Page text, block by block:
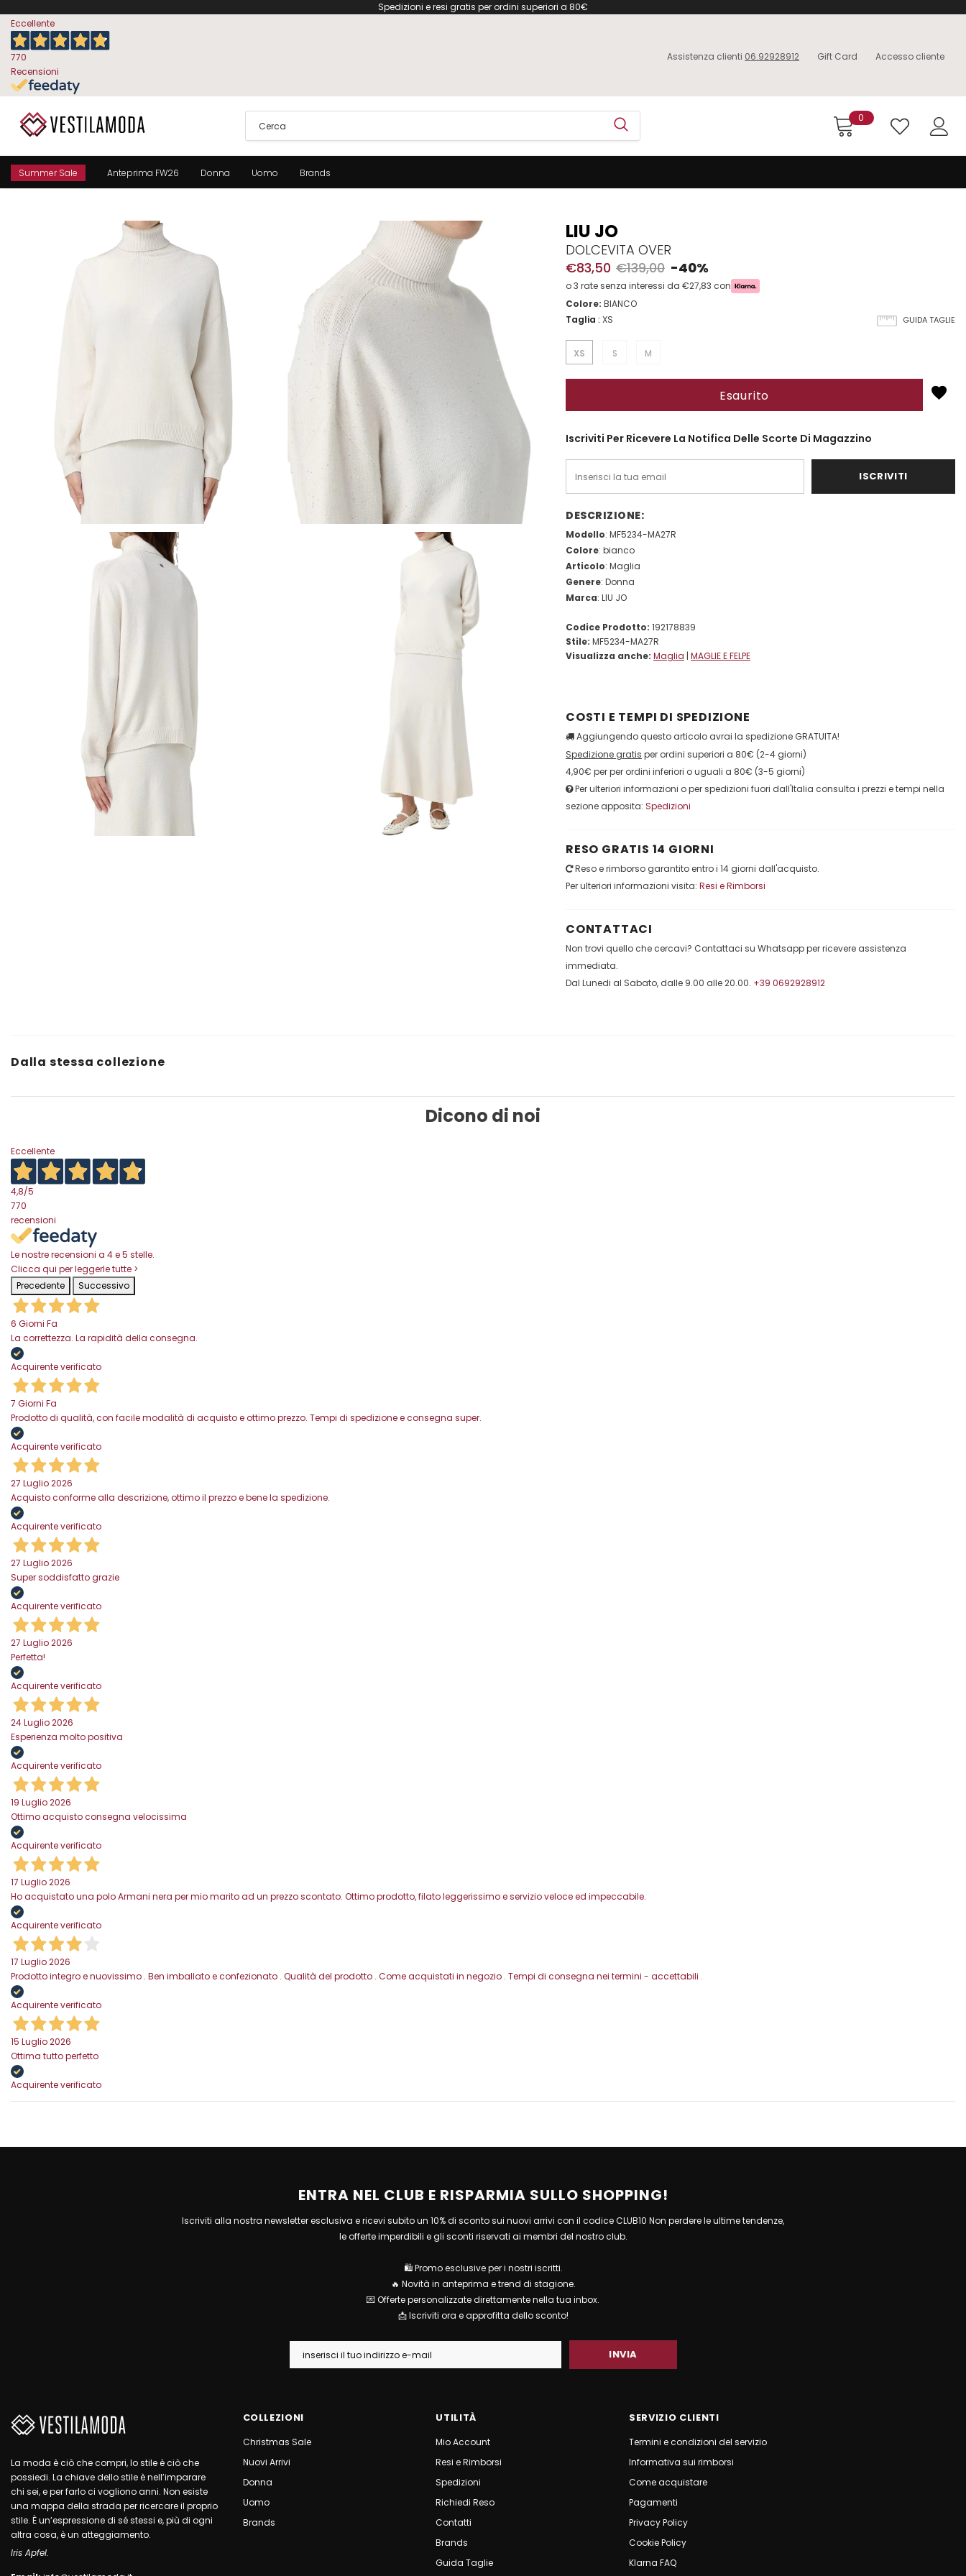
Spedizioni e resi gratis per ordini superiori a 80€
Eccellente
770
Recensioni
Assistenza clienti 06.92928912 Gift Card Accesso cliente
0
Summer Sale Anteprima FW26 Donna Uomo Brands
LIU JO
DOLCEVITA OVER
€83,50 €139,00 -40%
o 3 rate senza interessi da €27,83 con
Colore: BIANCO
GUIDA TAGLIE
Taglia : XS
XS S M
Iscriviti Per Ricevere La Notifica Delle Scorte Di Magazzino
DESCRIZIONE:
Modello: MF5234-MA27R
Colore: bianco
Articolo: Maglia
Genere: Donna
Marca: LIU JO
Codice Prodotto: 192178839
Stile: MF5234-MA27R
Visualizza anche: Maglia | MAGLIE E FELPE
COSTI E TEMPI DI SPEDIZIONE
Aggiungendo questo articolo avrai la spedizione GRATUITA!
Spedizione gratis per ordini superiori a 80€ (2-4 giorni)
4,90€ per per ordini inferiori o uguali a 80€ (3-5 giorni)
Per ulteriori informazioni o per spedizioni fuori dall'Italia consulta i prezzi e tempi nella
sezione apposita: Spedizioni
RESO GRATIS 14 GIORNI
Reso e rimborso garantito entro i 14 giorni dall'acquisto.
Per ulteriori informazioni visita: Resi e Rimborsi
CONTATTACI
Non trovi quello che cercavi? Contattaci su Whatsapp per ricevere assistenza
immediata.
Dal Lunedi al Sabato, dalle 9.00 alle 20.00. +39 0692928912
Dalla stessa collezione
Dicono di noi
Eccellente
4,8/5
770
recensioni
Le nostre recensioni a 4 e 5 stelle.
Clicca qui per leggerle tutte >
Precedente
Successivo
6 Giorni Fa
La correttezza. La rapidità della consegna.
Acquirente verificato
7 Giorni Fa
Prodotto di qualità, con facile modalità di acquisto e ottimo prezzo. Tempi di spedizione e consegna super.
Acquirente verificato
27 Luglio 2026
Acquisto conforme alla descrizione, ottimo il prezzo e bene la spedizione.
Acquirente verificato
27 Luglio 2026
Super soddisfatto grazie
Acquirente verificato
27 Luglio 2026
Perfetta!
Acquirente verificato
24 Luglio 2026
Esperienza molto positiva
Acquirente verificato
19 Luglio 2026
Ottimo acquisto consegna velocissima
Acquirente verificato
17 Luglio 2026
Ho acquistato una polo Armani nera per mio marito ad un prezzo scontato. Ottimo prodotto, filato leggerissimo e servizio veloce ed impeccabile.
Acquirente verificato
17 Luglio 2026
Prodotto integro e nuovissimo . Ben imballato e confezionato . Qualità del prodotto . Come acquistati in negozio . Tempi di consegna nei termini - accettabili .
Acquirente verificato
15 Luglio 2026
Ottima tutto perfetto
Acquirente verificato
ENTRA NEL CLUB E RISPARMIA SULLO SHOPPING!
Iscriviti alla nostra newsletter esclusiva e ricevi subito un 10% di sconto sui nuovi arrivi con il codice CLUB10 Non perdere le ultime tendenze,
le offerte imperdibili e gli sconti riservati ai membri del nostro club.
🛍 Promo esclusive per i nostri iscritti.
🔥 Novità in anteprima e trend di stagione.
💌 Offerte personalizzate direttamente nella tua inbox.
📩 Iscriviti ora e approfitta dello sconto!
La moda è ciò che compri, lo stile è ciò che
possiedi. La chiave dello stile è nell’imparare
chi sei, e per farlo ci vogliono anni. Non esiste
una mappa della strada per ricercare il proprio
stile. È un’espressione di sé stessi e, più di ogni
altra cosa, è un atteggiamento.
Iris Apfel.
COLLEZIONI
Christmas Sale
Nuovi Arrivi
Donna
Uomo
Brands
UTILITÀ
Mio Account
Resi e Rimborsi
Spedizioni
Richiedi Reso
Contatti
Brands
Guida Taglie
SERVIZIO CLIENTI
Termini e condizioni del servizio
Informativa sui rimborsi
Come acquistare
Pagamenti
Privacy Policy
Cookie Policy
Klarna FAQ